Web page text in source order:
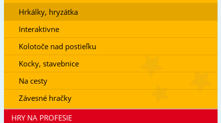
Hrkálky, hryzátka
Interaktivne
Kolotoče nad postieľku
Kocky, stavebnice
Na cesty
Závesné hračky
HRY NA PROFESIE